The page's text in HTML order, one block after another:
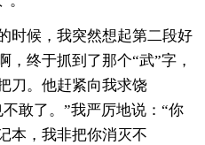
时候，我突然想起第二段好
，终于抓到了那个“武”字，
刀。他赶紧向我求饶
敢了。”我严厉地说：“你
本，我非把你消灭不